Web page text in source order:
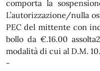
comporta la
L’autorizzazione/nulla
PEC del mittente con
bollo da €.16.00
modalità di cui al D.M.
-